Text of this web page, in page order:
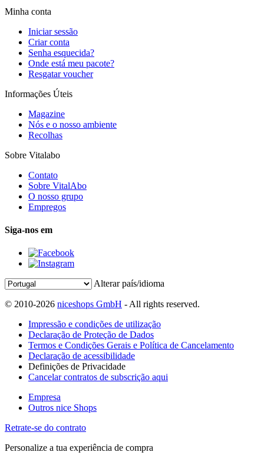
Minha conta
Iniciar sessão
Criar conta
Senha esquecida?
Onde está meu pacote?
Resgatar voucher
Informações Úteis
Magazine
Nós e o nosso ambiente
Recolhas
Sobre Vitalabo
Contato
Sobre VitalAbo
O nosso grupo
Empregos
Siga-nos em
Alterar país/idioma
© 2010-2026 niceshops GmbH - All rights reserved.
Impressão e condições de utilização
Declaração de Proteção de Dados
Termos e Condições Gerais e Política de Cancelamento
Declaração de acessibilidade
Definições de Privacidade
Cancelar contratos de subscrição aqui
Empresa
Outros nice Shops
Retrate-se do contrato
Personalize a tua experiência de compra